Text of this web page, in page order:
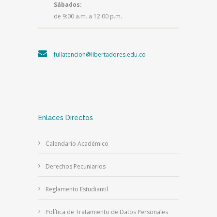
Sábados:
de 9:00 a.m. a 12:00 p.m.
fullatencion@libertadores.edu.co
Enlaces Directos
Calendario Académico
Derechos Pecuniarios
Reglamento Estudiantil
Política de Tratamiento de Datos Personales